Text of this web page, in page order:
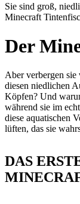
Sie sind groß,
Minecraft
Der
Aber verbergen
diesen niedlichen
Köpfen? Und
während sie im
diese aquatischen
lüften, das sie
DAS